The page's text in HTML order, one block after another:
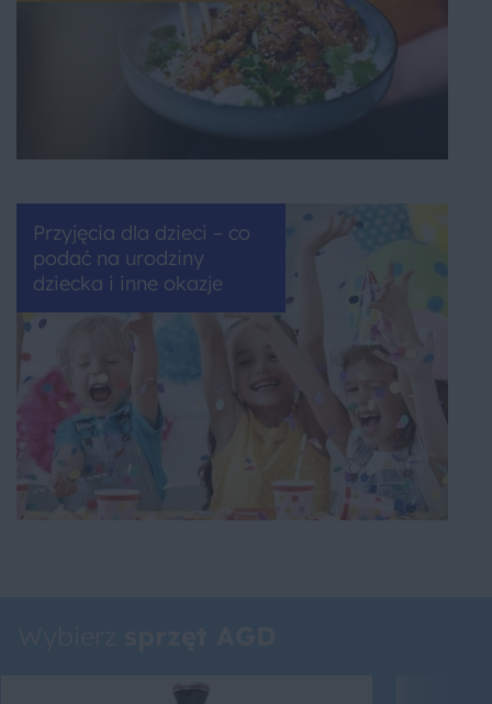
Przyjęcia dla dzieci – co
podać na urodziny
dziecka i inne okazje